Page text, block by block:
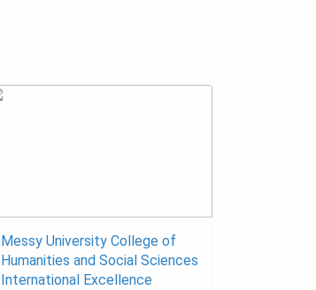
Messy University College of
Humanities and Social Sciences
International Excellence